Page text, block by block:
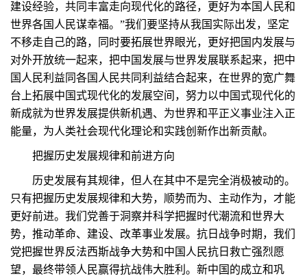
建设经验，共同丰富走向现代化的路径，更好为本国人民和
世界各国人民谋幸福。”我们要坚持从我国实际出发，坚定
不移走自己的路，同时要拓展世界眼光，更好把国内发展与
对外开放统一起来，把中国发展与世界发展联系起来，把中
国人民利益同各国人民共同利益结合起来，在世界的宽广舞
台上拓展中国式现代化的发展空间，努力以中国式现代化的
新成就为世界发展提供新机遇、为世界和平正义事业注入正
能量，为人类社会现代化理论和实践创新作出新贡献。
把握历史发展规律和前进方向
历史发展有其规律，但人在其中不是完全消极被动的。
只有把握历史发展规律和大势，顺势而为、主动作为，才能
更好前进。我们党善于洞察并科学把握时代潮流和世界大
势，推动革命、建设、改革事业发展。抗日战争时期，我们
党把握世界反法西斯战争大势和中国人民抗日救亡强烈愿
望，最终带领人民赢得抗战伟大胜利。新中国的成立和巩